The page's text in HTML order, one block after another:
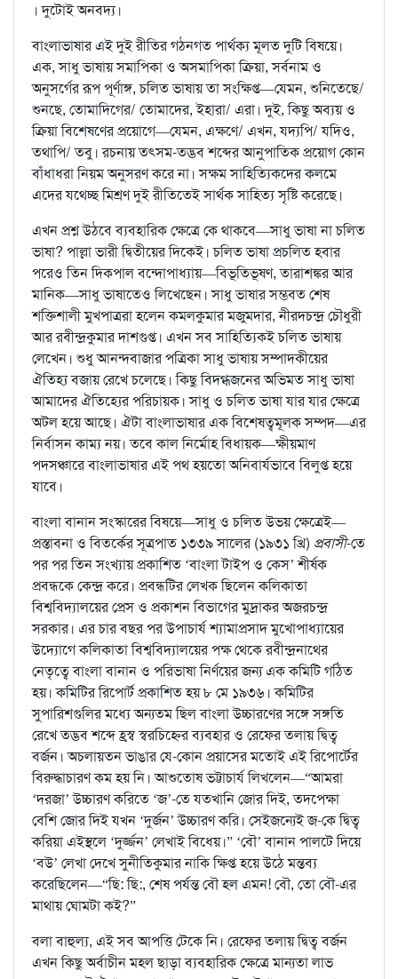
। দুটোই অনবদ্য।
বাংলাভাষার এই দুই রীতির গঠনগত পার্থক্য মূলত দুটি বিষয়ে।
এক, সাধু ভাষায় সমাপিকা ও অসমাপিকা ক্রিয়া, সর্বনাম ও
অনুসর্গের রূপ পূর্ণাঙ্গ, চলিত ভাষায় তা সংক্ষিপ্ত—যেমন, শুনিতেছে/
শুনছে, তোমাদিগের/ তোমাদের, ইহারা/ এরা। দুই, কিছু অব্যয় ও
ক্রিয়া বিশেষণের প্রয়োগে—যেমন, এক্ষণে/ এখন, যদ্যপি/ যদিও,
তথাপি/ তবু। রচনায় তৎসম-তদ্ভব শব্দের আনুপাতিক প্রয়োগ কোন
বাঁধাধরা নিয়ম অনুসরণ করে না। সক্ষম সাহিত্যিকদের কলমে
এদের যথেচ্ছ মিশ্রণ দুই রীতিতেই সার্থক সাহিত্য সৃষ্টি করেছে।
এখন প্রশ্ন উঠবে ব্যবহারিক ক্ষেত্রে কে থাকবে—সাধু ভাষা না চলিত
ভাষা? পাল্লা ভারী দ্বিতীয়ের দিকেই। চলিত ভাষা প্রচলিত হবার
পরেও তিন দিকপাল বন্দোপাধ্যায়—বিভূতিভূষণ, তারাশঙ্কর আর
মানিক—সাধু ভাষাতেও লিখেছেন। সাধু ভাষার সম্ভবত শেষ
শক্তিশালী মুখপাত্ররা হলেন কমলকুমার মজুমদার, নীরদচন্দ্র চৌধুরী
আর রবীন্দ্রকুমার দাশগুপ্ত। এখন সব সাহিত্যিকই চলিত ভাষায়
লেখেন। শুধু আনন্দবাজার পত্রিকা সাধু ভাষায় সম্পাদকীয়ের
ঐতিহ্য বজায় রেখে চলেছে। কিছু বিদগ্ধজনের অভিমত সাধু ভাষা
আমাদের ঐতিহ্যের পরিচায়ক। সাধু ও চলিত ভাষা যার যার ক্ষেত্রে
অটল হয়ে আছে। ঐটা বাংলাভাষার এক বিশেষত্বমূলক সম্পদ—এর
নির্বাসন কাম্য নয়। তবে কাল নির্মোহ বিধায়ক—ক্ষীয়মাণ
পদসঞ্চারে বাংলাভাষার এই পথ হয়তো অনিবার্যভাবে বিলুপ্ত হয়ে
যাবে।
বাংলা বানান সংস্কারের বিষয়ে—সাধু ও চলিত উভয় ক্ষেত্রেই—
প্রস্তাবনা ও বিতর্কের সূত্রপাত ১৩৩৯ সালের (১৯৩১ খ্রি) প্রবাসী-তে
পর পর তিন সংখ্যায় প্রকাশিত ‘বাংলা টাইপ ও কেস’ শীর্ষক
প্রবন্ধকে কেন্দ্র করে। প্রবন্ধটির লেখক ছিলেন কলিকাতা
বিশ্ববিদ্যালয়ের প্রেস ও প্রকাশন বিভাগের মুদ্রাকর অজরচন্দ্র
সরকার। এর চার বছর পর উপাচার্য শ্যামাপ্রসাদ মুখোপাধ্যায়ের
উদ্যোগে কলিকাতা বিশ্ববিদ্যালয়ের পক্ষ থেকে রবীন্দ্রনাথের
নেতৃত্বে বাংলা বানান ও পরিভাষা নির্ণয়ের জন্য এক কমিটি গঠিত
হয়। কমিটির রিপোর্ট প্রকাশিত হয় ৮ মে ১৯৩৬। কমিটির
সুপারিশগুলির মধ্যে অন্যতম ছিল বাংলা উচ্চারণের সঙ্গে সঙ্গতি
রেখে তদ্ভব শব্দে হ্রস্ব স্বরচিহ্নের ব্যবহার ও রেফের তলায় দ্বিত্ব
বর্জন। অচলায়তন ভাঙার যে-কোন প্রয়াসের মতোই এই রিপোর্টের
বিরুদ্ধাচারণ কম হয় নি। আশুতোষ ভট্টাচার্য লিখলেন—“আমরা
‘দরজা’ উচ্চারণ করিতে ‘জ’-তে যতখানি জোর দিই, তদপেক্ষা
বেশি জোর দিই যখন ‘দুর্জন’ উচ্চারণ করি। সেইজন্যেই জ-কে দ্বিত্ব
করিয়া এইস্থলে ‘দুর্জ্জন’ লেখাই বিধেয়।” ‘বৌ’ বানান পালটে দিয়ে
‘বউ’ লেখা দেখে সুনীতিকুমার নাকি ক্ষিপ্ত হয়ে উঠে মন্তব্য
করেছিলেন—“ছি: ছি:, শেষ পর্যন্ত বৌ হল এমন! বৌ, তো বৌ-এর
মাথায় ঘোমটা কই?”
বলা বাহুল্য, এই সব আপত্তি টেকে নি। রেফের তলায় দ্বিত্ব বর্জন
এখন কিছু অর্বাচীন মহল ছাড়া ব্যবহারিক ক্ষেত্রে মান্যতা লাভ